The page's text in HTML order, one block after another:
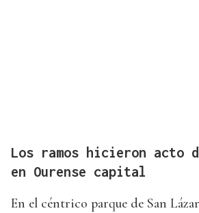
Los ramos hicieron acto
en Ourense capital
En el céntrico parque de San